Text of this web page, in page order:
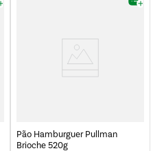
Pão Hamburguer Pullman
Brioche 520g